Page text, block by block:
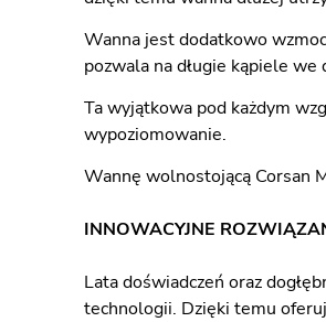
Wanna jest dodatkowo
pozwala na długie kąpiele we
Ta wyjątkowa pod każdym
wypoziomowanie.
Wannę wolnostojącą Corsan
INNOWACYJNE
Lata doświadczeń oraz
technologii. Dzięki temu